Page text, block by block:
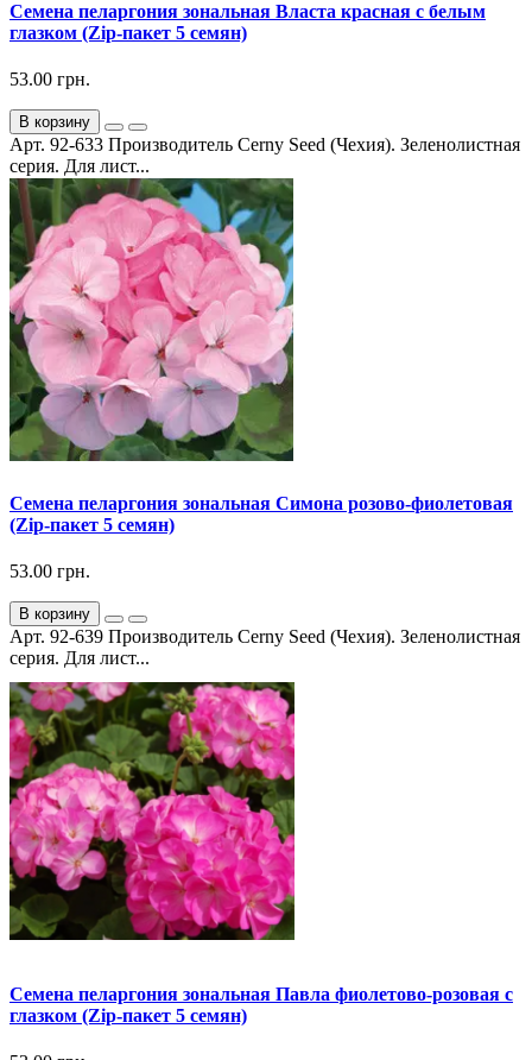
Семена пеларгония зональная Власта красная с белым
глазком (Zip-пакет 5 семян)
53.00 грн.
В корзину
Арт. 92-633 Производитель Cerny Seed (Чехия). Зеленолистная
серия. Для лист...
Семена пеларгония зональная Симона розово-фиолетовая
(Zip-пакет 5 семян)
53.00 грн.
В корзину
Арт. 92-639 Производитель Cerny Seed (Чехия). Зеленолистная
серия. Для лист...
Семена пеларгония зональная Павла фиолетово-розовая с
глазком (Zip-пакет 5 семян)